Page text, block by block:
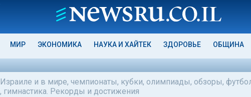
МИР ЭКОНОМИКА НАУКА И ХАЙТЕК ЗДОРОВЬЕ ОБЩИНА
и в мире, чемпионаты, кубки, олимпиады, обзоры,
гимнастика. Рекорды и достижения